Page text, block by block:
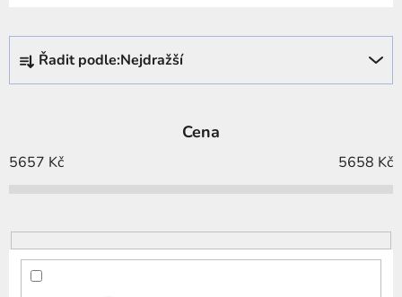
z
í
o
d
Řadit podle:Nejdražší
Cena
5657 Kč 5658 Kč